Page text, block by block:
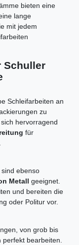
bieten eine
lange
mit jedem
Schuller
Schleifarbeiten an
zu
hervorragend
für
ebenso
Metall geeignet.
und bereiten die
oder Politur vor.
von grob bis
perfekt bearbeiten.